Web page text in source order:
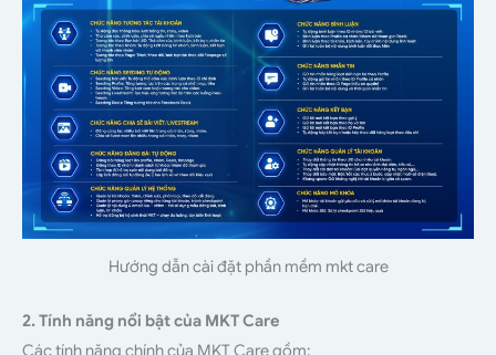
Hướng dẫn cài đặt phần mềm mkt care
2. Tính năng nổi bật của MKT Care
Các tính năng chính của MKT Care gồm: